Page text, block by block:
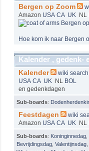
Bergen op Zoom
Amazon USA CA UK NL
Hoe kom ik naar Bergen
Kalender , gedenk-
Kalender wiki
USA CA UK NL BOL
en gedenkdagen
Sub-boards:
Feestdagen wiki
Amazon USA CA UK NL
Sub-boards: Koninginnedag
Bevrijdingsdag Valentijnsdag